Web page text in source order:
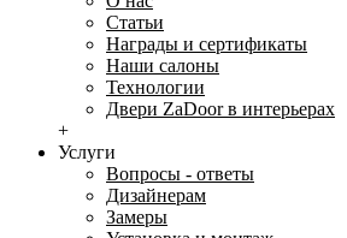
Статьи
Награды и сертификаты
Наши салоны
Технологии
Двери ZaDoor в интерьерах
+
Услуги
Вопросы - ответы
Дизайнерам
Замеры